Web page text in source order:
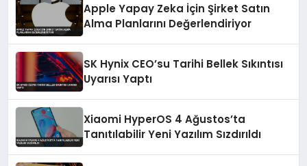
Apple Yapay Zeka İçin Şirket Satın
Alma Planlarını Değerlendiriyor
SK Hynix CEO’su Tarihi Bellek Sıkıntısı
Uyarısı Yaptı
Xiaomi HyperOS 4 Ağustos’ta
Tanıtılabilir Yeni Yazılım Sızdırıldı